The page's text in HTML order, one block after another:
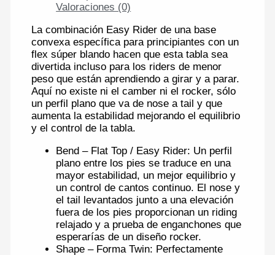
Valoraciones (0)
La combinación Easy Rider de una base
convexa específica para principiantes con un
flex súper blando hacen que esta tabla sea
divertida incluso para los riders de menor
peso que están aprendiendo a girar y a parar.
Aquí no existe ni el camber ni el rocker, sólo
un perfil plano que va de nose a tail y que
aumenta la estabilidad mejorando el equilibrio
y el control de la tabla.
Bend – Flat Top / Easy Rider: Un perfil
plano entre los pies se traduce en una
mayor estabilidad, un mejor equilibrio y
un control de cantos continuo. El nose y
el tail levantados junto a una elevación
fuera de los pies proporcionan un riding
relajado y a prueba de enganchones que
esperarías de un diseño rocker.
Shape – Forma Twin: Perfectamente